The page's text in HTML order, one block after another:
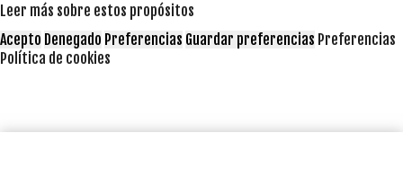
Leer más sobre estos propósitos
Acepto Denegado Preferencias Guardar preferencias Preferencias
Política de cookies